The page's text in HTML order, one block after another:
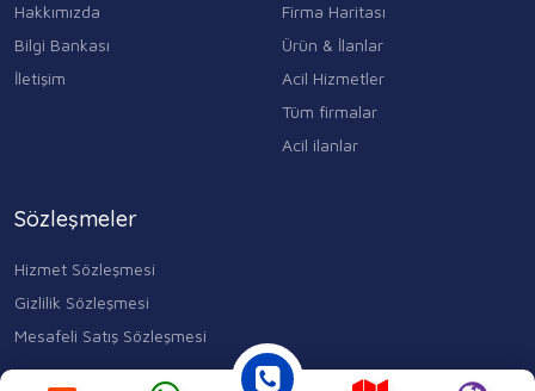
Hakkımızda
Bilgi Bankası
İletişim
Firma Haritası
Ürün & İlanlar
Acil Hizmetler
Tüm firmalar
Acil ilanlar
Sözleşmeler
Hizmet Sözleşmesi
Gizlilik Sözleşmesi
Mesafeli Satış Sözleşmesi
Kocasinan Merkez, Mahmutbey Cd. No:353 D:1, 34400 Bahçelievler/